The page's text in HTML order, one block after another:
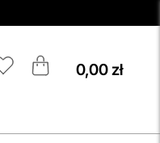
0,00 zł